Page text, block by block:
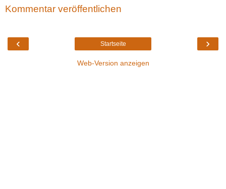
Kommentar veröffentlichen
‹ ›
Startseite
Web-Version anzeigen